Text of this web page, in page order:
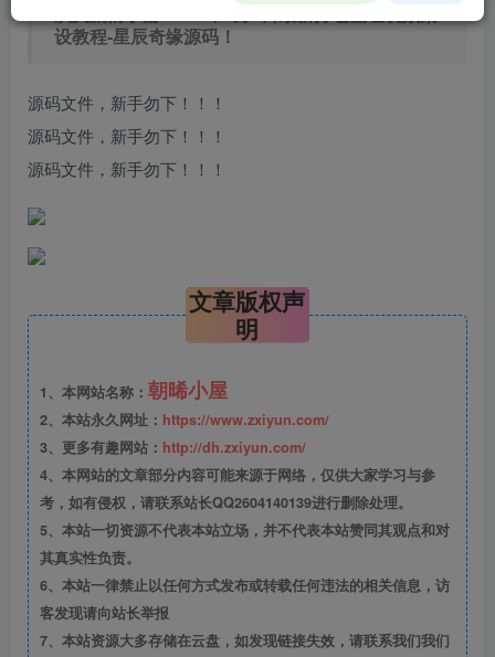
设教程-星辰奇缘源码！
源码文件，新手勿下！！！
源码文件，新手勿下！！！
源码文件，新手勿下！！！
文章版权声
明
1、本网站名称： 朝晞小屋
2、本站永久网址： https://www.zxiyun.com/
3、更多有趣网站： http://dh.zxiyun.com/
4、本网站的文章部分内容可能来源于网络，仅供大家学习与参
考，如有侵权，请联系站长QQ2604140139进行删除处理。
5、本站一切资源不代表本站立场，并不代表本站赞同其观点和对
其真实性负责。
6、本站一律禁止以任何方式发布或转载任何违法的相关信息，访
客发现请向站长举报
7、本站资源大多存储在云盘，如发现链接失效，请联系我们我们